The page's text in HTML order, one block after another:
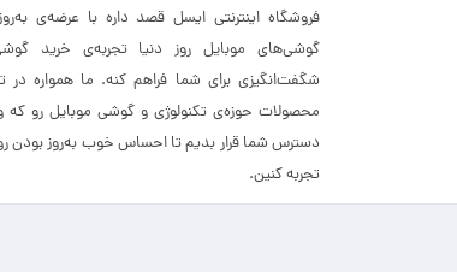
فروشگاه اینترنتی ایسل قصد داره با عرضه‌ی
گوشی‌های موبایل روز دنیا تجربه‌ی خرید
شگفت‌انگیزی برای شما فراهم کنه. ما همواره
محصولات حوزه‌ی تکنولوژی و گوشی موبایل رو که
دسترس شما قرار بدیم تا احساس خوب به‌روز بودن
تجربه کنین.